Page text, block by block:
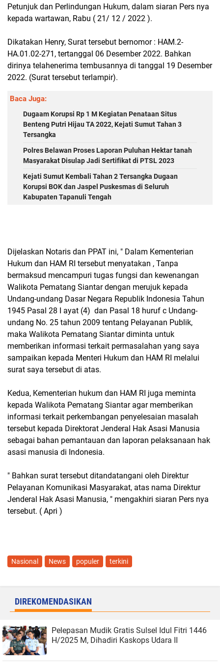
Petunjuk dan Perlindungan Hukum, dalam siaran Pers nya
kepada wartawan, Rabu ( 21/ 12 / 2022 ).
Dikatakan Henry, Surat tersebut bernomor : HAM.2-
HA.01.02-271, tertanggal 06 Desember 2022. Bahkan
dirinya telahenerima tembusannya di tanggal 19 Desember
2022. (Surat tersebut terlampir).
Baca Juga:
Dugaam Korupsi Rp 1 M Kegiatan Penataan Situs
Benteng Putri Hijau TA 2022, Kejati Sumut Tahan 3
Tersangka
Polres Belawan Proses Laporan Puluhan Hektar tanah
Masyarakat Disulap Jadi Sertifikat di PTSL 2023
Kejati Sumut Kembali Tahan 2 Tersangka Dugaan
Korupsi BOK dan Jaspel Puskesmas di Seluruh
Kabupaten Tapanuli Tengah
Dijelaskan Notaris dan PPAT ini, " Dalam Kementerian
Hukum dan HAM RI tersebut menyatakan , Tanpa
bermaksud mencampuri tugas fungsi dan kewenangan
Walikota Pematang Siantar dengan merujuk kepada
Undang-undang Dasar Negara Republik Indonesia Tahun
1945 Pasal 28 I ayat (4) dan Pasal 18 huruf c Undang-
undang No. 25 tahun 2009 tentang Pelayanan Publik,
maka Walikota Pematang Siantar diminta untuk
memberikan informasi terkait permasalahan yang saya
sampaikan kepada Menteri Hukum dan HAM RI melalui
surat saya tersebut di atas.
Kedua, Kementerian hukum dan HAM RI juga meminta
kepada Walikota Pematang Siantar agar memberikan
informasi terkait perkembangan penyelesaian masalah
tersebut kepada Direktorat Jenderal Hak Asasi Manusia
sebagai bahan pemantauan dan laporan pelaksanaan hak
asasi manusia di Indonesia.
" Bahkan surat tersebut ditandatangani oleh Direktur
Pelayanan Komunikasi Masyarakat, atas nama Direktur
Jenderal Hak Asasi Manusia, " mengakhiri siaran Pers nya
tersebut. ( Apri )
Nasional News populer terkini
DIREKOMENDASIKAN
Pelepasan Mudik Gratis Sulsel Idul Fitri 1446
H/2025 M, Dihadiri Kaskops Udara II